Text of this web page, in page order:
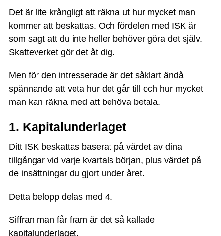
Det är lite krångligt att räkna ut hur mycket man
kommer att beskattas. Och fördelen med ISK är
som sagt att du inte heller behöver göra det själv.
Skatteverket gör det åt dig.
Men för den intresserade är det såklart ändå
spännande att veta hur det går till och hur mycket
man kan räkna med att behöva betala.
1. Kapitalunderlaget
Ditt ISK beskattas baserat på värdet av dina
tillgångar vid varje kvartals början, plus värdet på
de insättningar du gjort under året.
Detta belopp delas med 4.
Siffran man får fram är det så kallade
kapitalunderlaget.